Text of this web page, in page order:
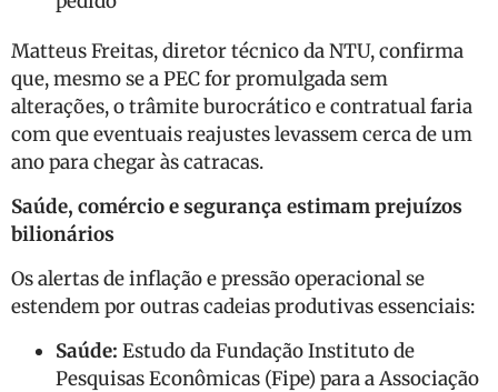
Matteus Freitas, diretor técnico da NTU, confirma
que, mesmo se a PEC for promulgada sem
alterações, o trâmite burocrático e contratual faria
com que eventuais reajustes levassem cerca de um
ano para chegar às catracas.
Saúde, comércio e segurança estimam prejuízos
bilionários
Os alertas de inflação e pressão operacional se
estendem por outras cadeias produtivas essenciais:
Saúde: Estudo da Fundação Instituto de
Pesquisas Econômicas (Fipe) para a Associação